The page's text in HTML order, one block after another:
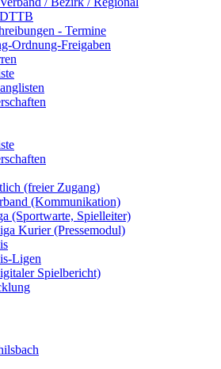
DTTB
- Termine
Ordnung-Freigaben
(freier Zugang)
(Kommunikation)
(Sportwarte, Spielleiter)
Kurier (Pressemodul)
Ligen
Spielbericht)